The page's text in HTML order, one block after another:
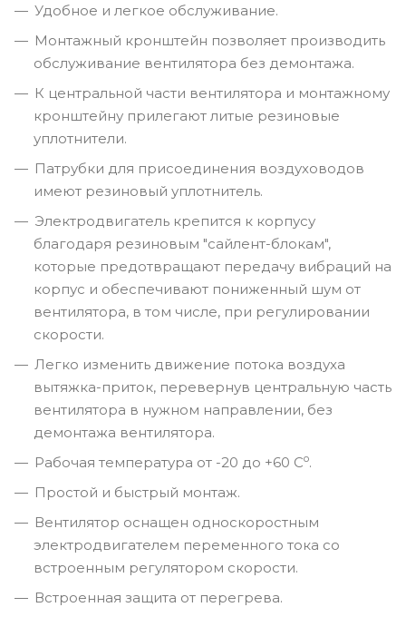
Удобное и легкое обслуживание.
Монтажный кронштейн позволяет производить
обслуживание вентилятора без демонтажа.
К центральной части вентилятора и монтажному
кронштейну прилегают литые резиновые
уплотнители.
Патрубки для присоединения воздуховодов
имеют резиновый уплотнитель.
Электродвигатель крепится к корпусу
благодаря резиновым "сайлент-блокам",
которые предотвращают передачу вибраций на
корпус и обеспечивают пониженный шум от
вентилятора, в том числе, при регулировании
скорости.
Легко изменить движение потока воздуха
вытяжка-приток, перевернув центральную часть
вентилятора в нужном направлении, без
демонтажа вентилятора.
Рабочая температура от -20 до +60 Со.
Простой и быстрый монтаж.
Вентилятор оснащен односкоростным
электродвигателем переменного тока со
встроенным регулятором скорости.
Встроенная защита от перегрева.